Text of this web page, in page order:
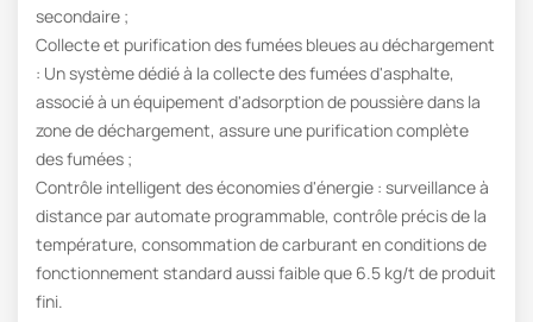
secondaire ;
Collecte et purification des fumées bleues au déchargement
: Un système dédié à la collecte des fumées d'asphalte,
associé à un équipement d'adsorption de poussière dans la
zone de déchargement, assure une purification complète
des fumées ;
Contrôle intelligent des économies d'énergie : surveillance à
distance par automate programmable, contrôle précis de la
température, consommation de carburant en conditions de
fonctionnement standard aussi faible que 6.5 kg/t de produit
fini.